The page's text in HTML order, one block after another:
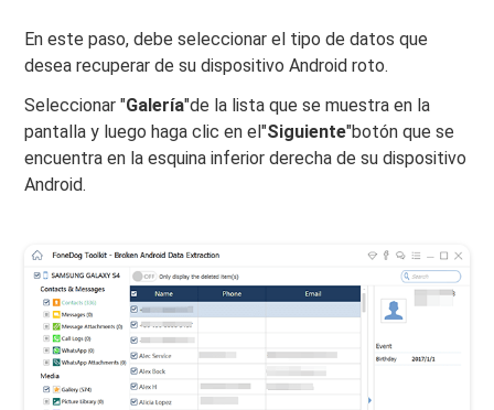
En este paso, debe seleccionar el tipo de datos que
desea recuperar de su dispositivo Android roto.
Seleccionar "Galería"de la lista que se muestra en la
pantalla y luego haga clic en el"Siguiente"botón que se
encuentra en la esquina inferior derecha de su dispositivo
Android.